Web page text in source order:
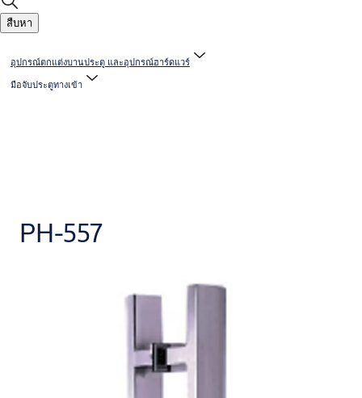
สืบหา
อุปกรณ์ตกแต่งบานประตู และอุปกรณ์ฮาร์ดแวร์
มือจับประตูทางเข้า
PH-557